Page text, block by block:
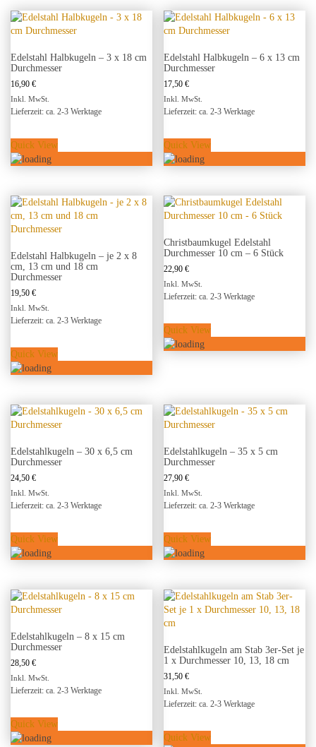
Edelstahl Halbkugeln – 3 x 18 cm
Durchmesser
16,90 €
Inkl. MwSt.
Lieferzeit: ca. 2-3 Werktage
Quick View
Edelstahl Halbkugeln – 6 x 13 cm
Durchmesser
17,50€
Inkl. MwSt.
Lieferzeit: ca. 2-3 Werktage
Quick View
Edelstahl Halbkugeln – je 2 x 8
cm, 13 cm und 18 cm
Durchmesser
19,50 €
Inkl. MwSt.
Lieferzeit: ca. 2-3 Werktage
Quick View
Christbaumkugel Edelstahl
Durchmesser 10 cm – 6 Stück
22,90€
Inkl. MwSt.
Lieferzeit: ca. 2-3 Werktage
Quick View
Edelstahlkugeln – 30 x 6,5 cm
Durchmesser
24,50 €
Inkl. MwSt.
Lieferzeit: ca. 2-3 Werktage
Quick View
Edelstahlkugeln – 35 x 5 cm
Durchmesser
27,90€
Inkl. MwSt.
Lieferzeit: ca. 2-3 Werktage
Quick View
Edelstahlkugeln – 8 x 15 cm
Durchmesser
28,50 €
Inkl. MwSt.
Lieferzeit: ca. 2-3 Werktage
Quick View
Edelstahlkugeln am Stab 3er-Set je
1 x Durchmesser 10, 13, 18 cm
31,50€
Inkl. MwSt.
Lieferzeit: ca. 2-3 Werktage
Quick View